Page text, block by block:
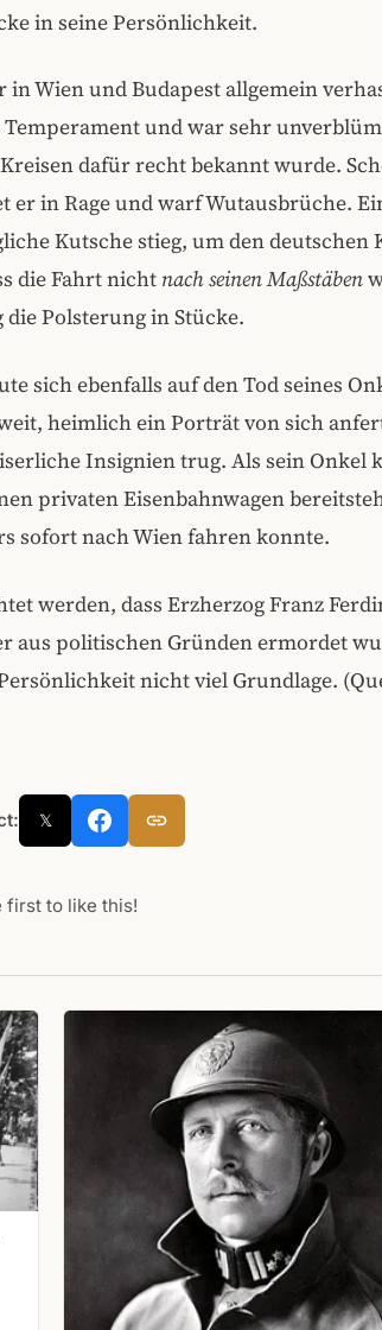
in seine Persönlichkeit.
in Wien und Budapest allgemein
und war sehr
dafür recht bekannt wurde.
er in Rage und warf Wutausbrüche.
Kutsche stieg, um den deutschen
die Fahrt nicht nach seinen Maßstäben
Polsterung in Stücke.
sich ebenfalls auf den Tod seines
heimlich ein Porträt von sich
Insignien trug. Als sein Onkel
privaten Eisenbahnwagen
sofort nach Wien fahren konnte.
werden, dass Erzherzog Franz
aus politischen Gründen ermordet
nicht viel Grundlage.
𝕏
first to like this!